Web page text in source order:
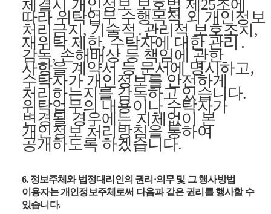
체결시 개인정보 보호법 제25조에
따라 위탁업무 수행목적 외 개인정보
처리금지, 기술적․관리적 보호조치,
재위탁 제한, 수탁자에 대한 관리․
감독, 손해배상 등 책임에 관한
사항을 계약서 등 문서에 명시하고,
수탁자가 개인정보를 안전하게
처리하는지를 감독하고 있습니다.
위탁업무의 내용이나 수탁자가
변경될 경우에는 지체없이 본
개인정보 처리방침을 통하여
공개하도록 하겠습니다.
6. 정보주체와 법정대리인의 권리·의무 및 그 행사방법
이용자는 개인정보주체로써 다음과 같은 권리를 행사할 수
있습니다.